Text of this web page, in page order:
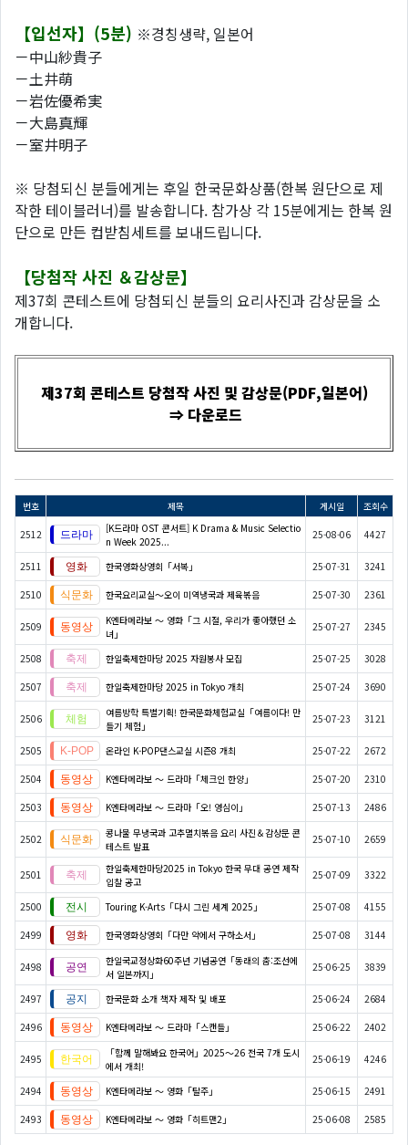
【입선자】(5분) ※경칭생략, 일본어
－中山紗貴子
－土井萌
－岩佐優希実
－大島真輝
－室井明子
※ 당첨되신 분들에게는 후일 한국문화상품(한복 원단으로 제
작한 테이블러너)를 발송합니다. 참가상 각 15분에게는 한복 원
단으로 만든 컵받침세트를 보내드립니다.
【당첨작 사진 ＆감상문】
제37회 콘테스트에 당첨되신 분들의 요리사진과 감상문을 소
개합니다.
제37회 콘테스트 당첨작 사진 및 감상문(PDF,일본어)
⇒ 다운로드
번호 제목 게시일 조회수
2512
[K드라마 OST 콘서트] K Drama & Music Selectio
n Week 2025...
25-08-06 4427
2511 한국영화상영회「서복」 25-07-31 3241
2510 한국요리교실〜오이 미역냉국과 제육볶음 25-07-30 2361
2509
K엔타메라보 ～ 영화「그 시절, 우리가 좋아했던 소
녀」
25-07-27 2345
2508 한일축제한마당 2025 자원봉사 모집 25-07-25 3028
2507 한일축제한마당 2025 in Tokyo 개최 25-07-24 3690
2506
여름방학 특별기획! 한국문화체험교실「여름이다! 만
들기 체험」
25-07-23 3121
2505 온라인 K-POP댄스교실 시즌8 개최 25-07-22 2672
2504 K엔타메라보 ～ 드라마「체크인 한양」 25-07-20 2310
2503 K엔타메라보 ～ 드라마「오! 영심이」 25-07-13 2486
2502
콩나물 무냉국과 고추멸치볶음 요리 사진＆감상문 콘
테스트 발표
25-07-10 2659
2501
한일축제한마당2025 in Tokyo 한국 무대 공연 제작
입찰 공고
25-07-09 3322
2500 Touring K-Arts「다시 그린 세계 2025」 25-07-08 4155
2499 한국영화상영회「다만 악에서 구하소서」 25-07-08 3144
2498
한일국교정상화60주년 기념공연「동래의 춤:조선에
서 일본까지」
25-06-25 3839
2497 한국문화 소개 책자 제작 및 배포 25-06-24 2684
2496 K엔타메라보 ～ 드라마「스캔들」 25-06-22 2402
2495
「함께 말해봐요 한국어」2025～26 전국 7개 도시
에서 개최!
25-06-19 4246
2494 K엔타메라보 ～ 영화「탈주」 25-06-15 2491
2493 K엔타메라보 ～ 영화「히트맨2」 25-06-08 2585